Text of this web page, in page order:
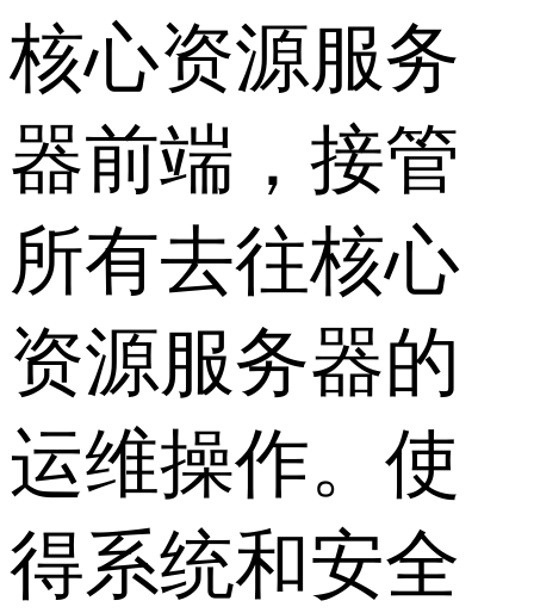
核心资源服务
器前端，接管
所有去往核心
资源服务器的
运维操作。使
得系统和安全